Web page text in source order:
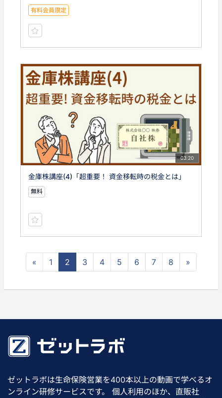
有料会員限定
03:20
金庫株講座(4)「超重要！ 資金移転時の税金とは」
無料
« 1 2 3 4 5 6 7 8 »
ゼットラボは生命保険営業を400本以上の動画で学べるオ
ンライン研修サービスです。 個人利用のほか、直販社